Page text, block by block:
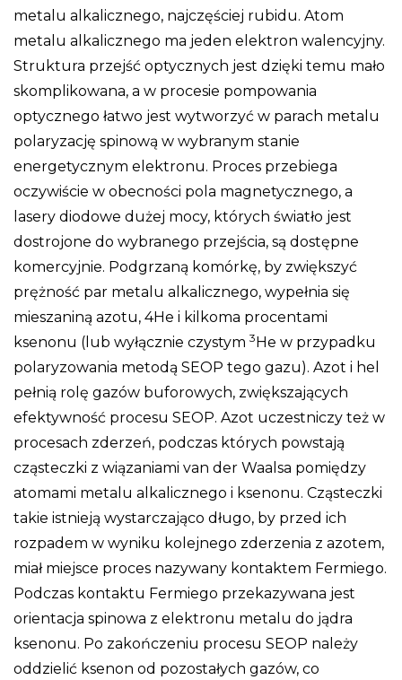
metalu alkalicznego, najczęściej rubidu. Atom
metalu alkalicznego ma jeden elektron walencyjny.
Struktura przejść optycznych jest dzięki temu mało
skomplikowana, a w procesie pompowania
optycznego łatwo jest wytworzyć w parach metalu
polaryzację spinową w wybranym stanie
energetycznym elektronu. Proces przebiega
oczywiście w obecności pola magnetycznego, a
lasery diodowe dużej mocy, których światło jest
dostrojone do wybranego przejścia, są dostępne
komercyjnie. Podgrzaną komórkę, by zwiększyć
prężność par metalu alkalicznego, wypełnia się
mieszaniną azotu, 4He i kilkoma procentami
ksenonu (lub wyłącznie czystym 3He w przypadku
polaryzowania metodą SEOP tego gazu). Azot i hel
pełnią rolę gazów buforowych, zwiększających
efektywność procesu SEOP. Azot uczestniczy też w
procesach zderzeń, podczas których powstają
cząsteczki z wiązaniami van der Waalsa pomiędzy
atomami metalu alkalicznego i ksenonu. Cząsteczki
takie istnieją wystarczająco długo, by przed ich
rozpadem w wyniku kolejnego zderzenia z azotem,
miał miejsce proces nazywany kontaktem Fermiego.
Podczas kontaktu Fermiego przekazywana jest
orientacja spinowa z elektronu metalu do jądra
ksenonu. Po zakończeniu procesu SEOP należy
oddzielić ksenon od pozostałych gazów, co